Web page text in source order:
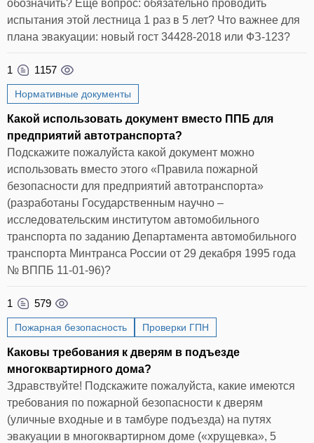
обозначить? Еще вопрос: обязательно проводить
испытания этой лестница 1 раз в 5 лет? Что важнее для
плана эвакуации: новый гост 34428-2018 или ФЗ-123?
1 1157
Нормативные документы
Какой использовать документ вместо ППБ для
предприятий автотранспорта?
Подскажите пожалуйста какой документ можно
использовать вместо этого «Правила пожарной
безопасности для предприятий автотранспорта»
(разработаны Государственным научно –
исследовательским институтом автомобильного
транспорта по заданию Департамента автомобильного
транспорта Минтранса России от 29 декабря 1995 года
№ ВППБ 11-01-96)?
1 579
Пожарная безопасность Проверки ГПН
Каковы требования к дверям в подъезде
многоквартирного дома?
Здравствуйте! Подскажите пожалуйста, какие имеются
требования по пожарной безопасности к дверям
(уличные входные и в тамбуре подъезда) на путях
эвакуации в многоквартирном доме («хрущевка», 5